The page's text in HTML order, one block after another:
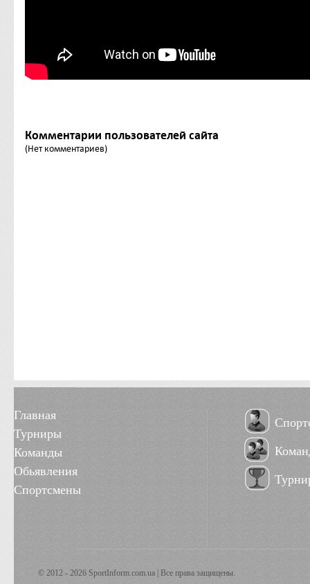
Комментарии пользователей сайта
(Нет комментариев)
Главная
Турниры
Команды
Обьявления
Спортсмены
© 2012 - 2026 SportInform.com.ua | Все права защищены.